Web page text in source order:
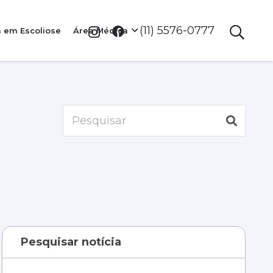
em Escoliose Área Médica (11) 5576-0777
Pesquisar notícia